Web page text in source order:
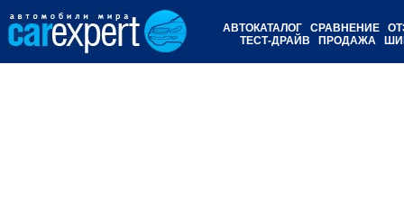
АВТОКАТАЛОГ СРАВНЕНИЕ
ТЕСТ-ДРАЙВ
ПРОДАЖА